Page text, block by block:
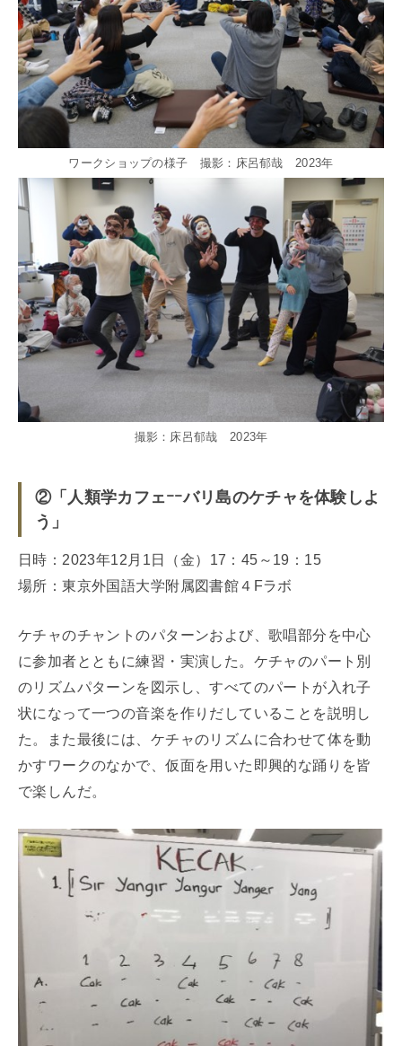
ワークショップの様子 撮影：床呂郁哉 2023年
撮影：床呂郁哉 2023年
②「人類学カフェｰｰバリ島のケチャを体験しよ
う」
日時：2023年12月1日（金）17：45～19：15
場所：東京外国語大学附属図書館４Fラボ
ケチャのチャントのパターンおよび、歌唱部分を中心
に参加者とともに練習・実演した。ケチャのパート別
のリズムパターンを図示し、すべてのパートが入れ子
状になって一つの音楽を作りだしていることを説明し
た。また最後には、ケチャのリズムに合わせて体を動
かすワークのなかで、仮面を用いた即興的な踊りを皆
で楽しんだ。